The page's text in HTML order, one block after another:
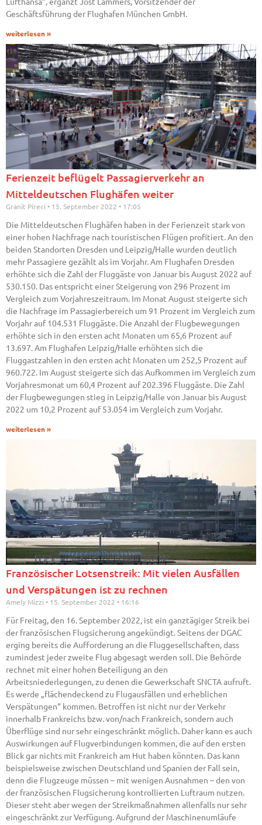
Geschäftsführung der Flughafen München GmbH.
weiterlesen »
Ferienzeit beflügelt Passagierverkehr an
Mitteldeutschen Flughäfen weiter
Granit Pireci 15. September 2022 17:05
Die Mitteldeutschen Flughäfen haben in der Ferienzeit stark von
einer hohen Nachfrage nach touristischen Flügen profitiert. An den
beiden Standorten Dresden und Leipzig/Halle wurden deutlich
mehr Passagiere gezählt als im Vorjahr. Am Flughafen Dresden
erhöhte sich die Zahl der Fluggäste von Januar bis August 2022 auf
530.150. Das entspricht einer Steigerung von 296 Prozent im
Vergleich zum Vorjahreszeitraum. Im Monat August steigerte sich
die Nachfrage im Passagierbereich um 91 Prozent im Vergleich zum
Vorjahr auf 104.531 Fluggäste. Die Anzahl der Flugbewegungen
erhöhte sich in den ersten acht Monaten um 65,6 Prozent auf
13.697. Am Flughafen Leipzig/Halle erhöhten sich die
Fluggastzahlen in den ersten acht Monaten um 252,5 Prozent auf
960.722. Im August steigerte sich das Aufkommen im Vergleich zum
Vorjahresmonat um 60,4 Prozent auf 202.396 Fluggäste. Die Zahl
der Flugbewegungen stieg in Leipzig/Halle von Januar bis August
2022 um 10,2 Prozent auf 53.054 im Vergleich zum Vorjahr.
weiterlesen »
Französischer Lotsenstreik: Mit vielen Ausfällen
und Verspätungen ist zu rechnen
Amely Mizzi 15. September 2022 16:16
Für Freitag, den 16. September 2022, ist ein ganztägiger Streik bei
der französischen Flugsicherung angekündigt. Seitens der DGAC
erging bereits die Aufforderung an die Fluggesellschaften, dass
zumindest jeder zweite Flug abgesagt werden soll. Die Behörde
rechnet mit einer hohen Beteiligung an den
Arbeitsniederlegungen, zu denen die Gewerkschaft SNCTA aufruft.
Es werde „flächendeckend zu Flugausfällen und erheblichen
Verspätungen“ kommen. Betroffen ist nicht nur der Verkehr
innerhalb Frankreichs bzw. von/nach Frankreich, sondern auch
Überflüge sind nur sehr eingeschränkt möglich. Daher kann es auch
Auswirkungen auf Flugverbindungen kommen, die auf den ersten
Blick gar nichts mit Frankreich am Hut haben könnten. Das kann
beispielsweise zwischen Deutschland und Spanien der Fall sein,
denn die Flugzeuge müssen – mit wenigen Ausnahmen – den von
der französischen Flugsicherung kontrollierten Luftraum nutzen.
Dieser steht aber wegen der Streikmaßnahmen allenfalls nur sehr
eingeschränkt zur Verfügung. Aufgrund der Maschinenumläufe